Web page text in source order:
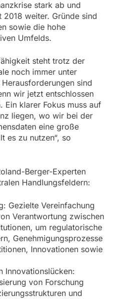
stark ab und
weiter. Gründe sind
sowie die hohe
Umfelds.
steht trotz der
noch immer unter
sind
wir jetzt entschlossen
Ein klarer Fokus muss auf
liegen, wo wir bei der
eine große
es zu nutzen“, so
Berger-Experten
Handlungsfeldern:
Gezielte Vereinfachung
Verantwortung zwischen
um regulatorische
Genehmigungsprozesse
Innovationen sowie
Innovationslücken:
von Forschung
und